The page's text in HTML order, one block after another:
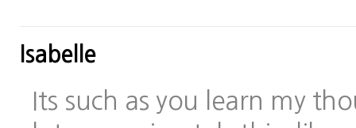
Isabelle
Its such as you learn my